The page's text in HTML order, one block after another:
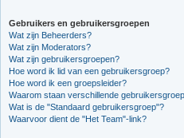
Gebruikers en gebruikersgroepen
Wat zijn Beheerders?
Wat zijn Moderators?
Wat zijn gebruikersgroepen?
Hoe word ik lid van een gebruikersgroep?
Hoe word ik een groepsleider?
Waarom staan verschillende
Wat is de "Standaard gebruikersgroep"?
Waarvoor dient de "Het Team"-link?